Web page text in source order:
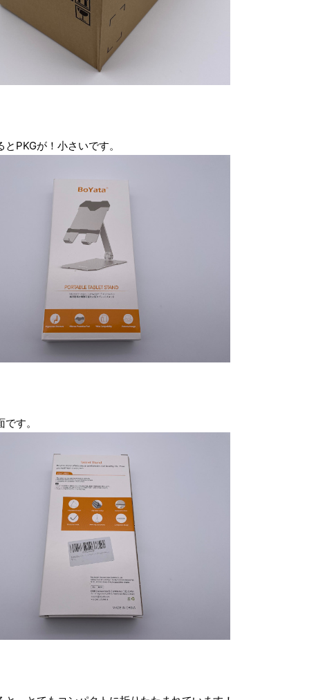
PKGが！小さいです。
す。